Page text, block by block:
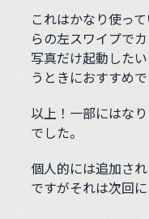
これはかなり使っ
らの左スワイプでカ
写真だけ起動した
うときにおすすめ
以上！一部にはな
でした。
個人的には追加さ
ですがそれは次回